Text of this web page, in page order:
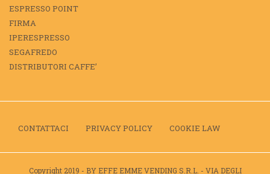
ESPRESSO POINT
FIRMA
IPERESPRESSO
SEGAFREDO
DISTRIBUTORI CAFFE’
CONTATTACI PRIVACY POLICY COOKIE LAW
Copyright 2019 - BY EFFE EMME VENDING S.R.L. - VIA DEGLI